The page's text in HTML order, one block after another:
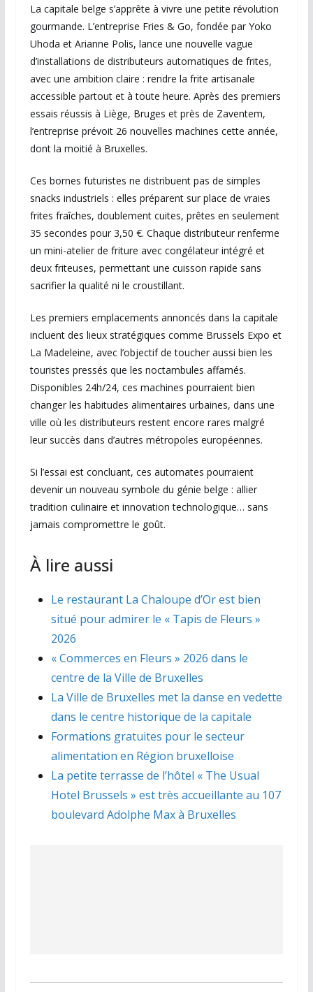
La capitale belge s’apprête à vivre une petite révolution
gourmande. L’entreprise Fries & Go, fondée par Yoko
Uhoda et Arianne Polis, lance une nouvelle vague
d’installations de distributeurs automatiques de frites,
avec une ambition claire : rendre la frite artisanale
accessible partout et à toute heure. Après des premiers
essais réussis à Liège, Bruges et près de Zaventem,
l’entreprise prévoit 26 nouvelles machines cette année,
dont la moitié à Bruxelles.
Ces bornes futuristes ne distribuent pas de simples
snacks industriels : elles préparent sur place de vraies
frites fraîches, doublement cuites, prêtes en seulement
35 secondes pour 3,50 €. Chaque distributeur renferme
un mini-atelier de friture avec congélateur intégré et
deux friteuses, permettant une cuisson rapide sans
sacrifier la qualité ni le croustillant.
Les premiers emplacements annoncés dans la capitale
incluent des lieux stratégiques comme Brussels Expo et
La Madeleine, avec l’objectif de toucher aussi bien les
touristes pressés que les noctambules affamés.
Disponibles 24h/24, ces machines pourraient bien
changer les habitudes alimentaires urbaines, dans une
ville où les distributeurs restent encore rares malgré
leur succès dans d’autres métropoles européennes.
Si l’essai est concluant, ces automates pourraient
devenir un nouveau symbole du génie belge : allier
tradition culinaire et innovation technologique… sans
jamais compromettre le goût.
À lire aussi
Le restaurant La Chaloupe d’Or est bien
situé pour admirer le « Tapis de Fleurs »
2026
« Commerces en Fleurs » 2026 dans le
centre de la Ville de Bruxelles
La Ville de Bruxelles met la danse en vedette
dans le centre historique de la capitale
Formations gratuites pour le secteur
alimentation en Région bruxelloise
La petite terrasse de l’hôtel « The Usual
Hotel Brussels » est très accueillante au 107
boulevard Adolphe Max à Bruxelles